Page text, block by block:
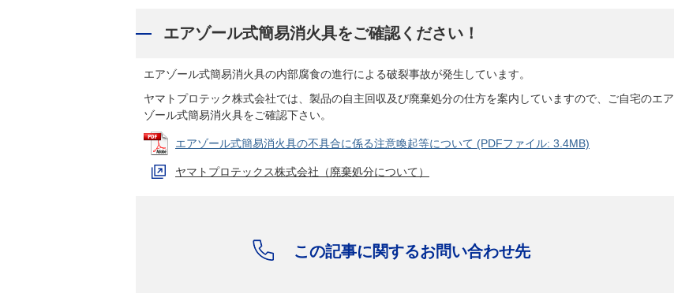
エアゾール式簡易消火具をご確認ください！
エアゾール式簡易消火具の内部腐食の進行による破裂事故が発生しています。
ヤマトプロテック株式会社では、製品の自主回収及び廃棄処分の仕方を案内していますので、ご自宅のエア
ゾール式簡易消火具をご確認下さい。
エアゾール式簡易消火具の不具合に係る注意喚起等について (PDFファイル: 3.4MB)
ヤマトプロテックス株式会社（廃棄処分について）
この記事に関するお問い合わせ先